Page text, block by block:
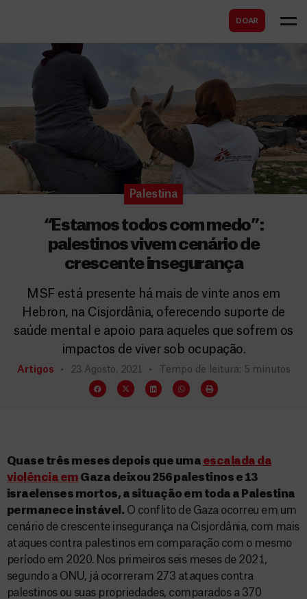
DOAR
Palestina
“Estamos todos com medo”:
palestinos vivem cenário de
crescente insegurança
MSF está presente há mais de vinte anos em
Hebron, na Cisjordânia, oferecendo suporte de
saúde mental e apoio para aqueles que sofrem os
impactos de viver sob ocupação.
Artigos 23 Agosto, 2021 Tempo de leitura: 5 minutos
Quase três meses depois que uma escalada da
violência em Gaza deixou 256 palestinos e 13
israelenses mortos, a situação em toda a Palestina
permanece instável. O conflito de Gaza ocorreu em um
cenário de crescente insegurança na Cisjordânia, com mais
ataques contra palestinos em comparação com o mesmo
período em 2020. Nos primeiros seis meses de 2021,
segundo a ONU, já ocorreram 273 ataques contra
palestinos ou suas propriedades, comparados a 370
r